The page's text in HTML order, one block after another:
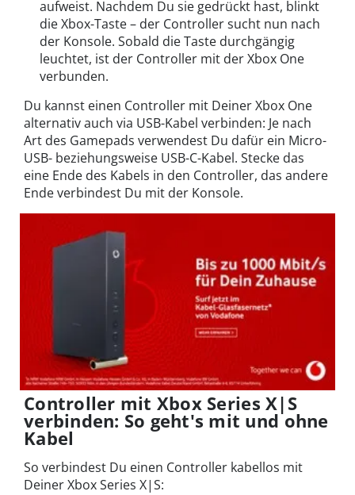
aufweist. Nachdem Du sie gedrückt hast, blinkt
die Xbox-Taste – der Controller sucht nun nach
der Konsole. Sobald die Taste durchgängig
leuchtet, ist der Controller mit der Xbox One
verbunden.
Du kannst einen Controller mit Deiner Xbox One
alternativ auch via USB-Kabel verbinden: Je nach
Art des Gamepads verwendest Du dafür ein Micro-
USB- beziehungsweise USB-C-Kabel. Stecke das
eine Ende des Kabels in den Controller, das andere
Ende verbindest Du mit der Konsole.
Controller mit Xbox Series X|S
verbinden: So geht's mit und ohne
Kabel
So verbindest Du einen Controller kabellos mit
Deiner Xbox Series X|S: